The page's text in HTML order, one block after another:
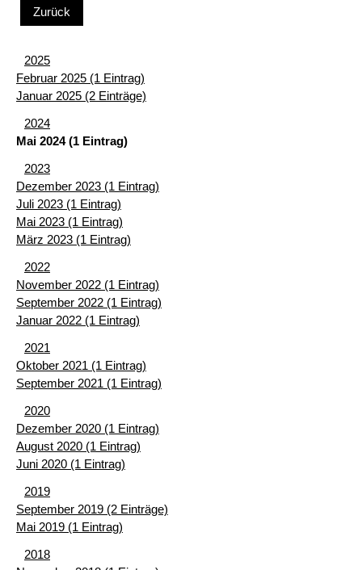
Zurück
2025
Februar 2025 (1 Eintrag)
Januar 2025 (2 Einträge)
2024
Mai 2024 (1 Eintrag)
2023
Dezember 2023 (1 Eintrag)
Juli 2023 (1 Eintrag)
Mai 2023 (1 Eintrag)
März 2023 (1 Eintrag)
2022
November 2022 (1 Eintrag)
September 2022 (1 Eintrag)
Januar 2022 (1 Eintrag)
2021
Oktober 2021 (1 Eintrag)
September 2021 (1 Eintrag)
2020
Dezember 2020 (1 Eintrag)
August 2020 (1 Eintrag)
Juni 2020 (1 Eintrag)
2019
September 2019 (2 Einträge)
Mai 2019 (1 Eintrag)
2018